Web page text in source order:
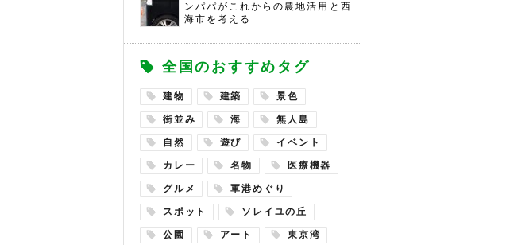
ンパパがこれからの農地活用と西
海市を考える
全国のおすすめタグ
建物 建築 景色
街並み 海 無人島
自然 遊び イベント
カレー 名物 医療機器
グルメ 軍港めぐり
スポット ソレイユの丘
公園 アート 東京湾